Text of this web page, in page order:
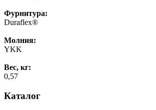
Фурнитура:
Duraflex®
Молния:
YKK
Вес, кг:
0,57
Каталог